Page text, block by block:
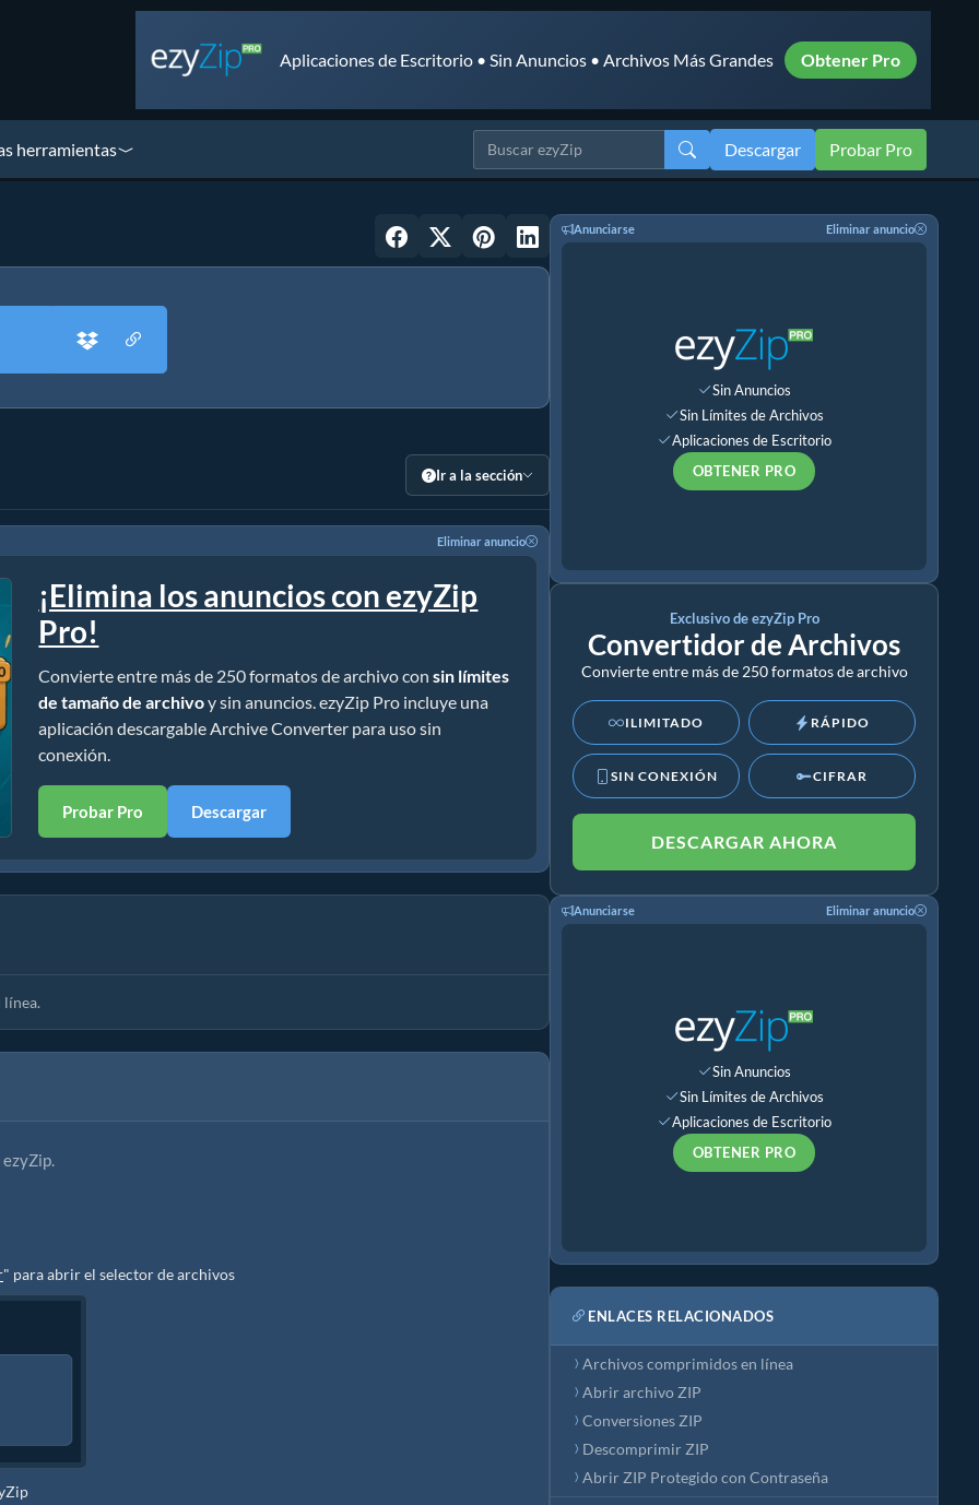
Aplicaciones de Escritorio • Sin Anuncios • Archivos Más Grandes Obtener Pro
herramientas Descargar Probar Pro
Ir a la sección
Eliminar anuncio
¡Elimina los anuncios con ezyZip
Pro!
Convierte entre más de 250 formatos de archivo consin límites
de tamaño de archivoy sin anuncios. ezyZip Pro incluye una
aplicación descargable Archive Converter para uso sin
conexión.
Probar Pro Descargar
" para abrir el selector de archivos
Anunciarse Eliminar anuncio
Sin Anuncios
Sin Límites de Archivos
Aplicaciones de Escritorio
OBTENER PRO
Exclusivo de ezyZip Pro
Convertidor de Archivos
Convierte entre más de 250 formatos de archivo
ILIMITADO RÁPIDO
SIN CONEXIÓN CIFRAR
DESCARGAR AHORA
Anunciarse Eliminar anuncio
Sin Anuncios
Sin Límites de Archivos
Aplicaciones de Escritorio
OBTENER PRO
ENLACES RELACIONADOS
Archivos comprimidos en línea
Abrir archivo ZIP
Conversiones ZIP
Descomprimir ZIP
Abrir ZIP Protegido con Contraseña